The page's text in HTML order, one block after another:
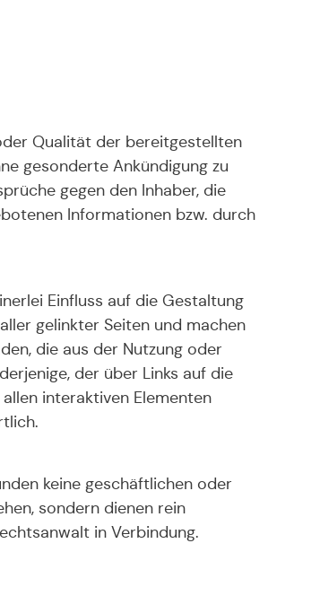
Qualität der bereitgestellten
gesonderte Ankündigung zu
gegen den Inhaber, die
Informationen bzw. durch
Einfluss auf die Gestaltung
gelinkter Seiten und machen
die aus der Nutzung oder
der über Links auf die
interaktiven Elementen
keine geschäftlichen oder
sondern dienen rein
in Verbindung.